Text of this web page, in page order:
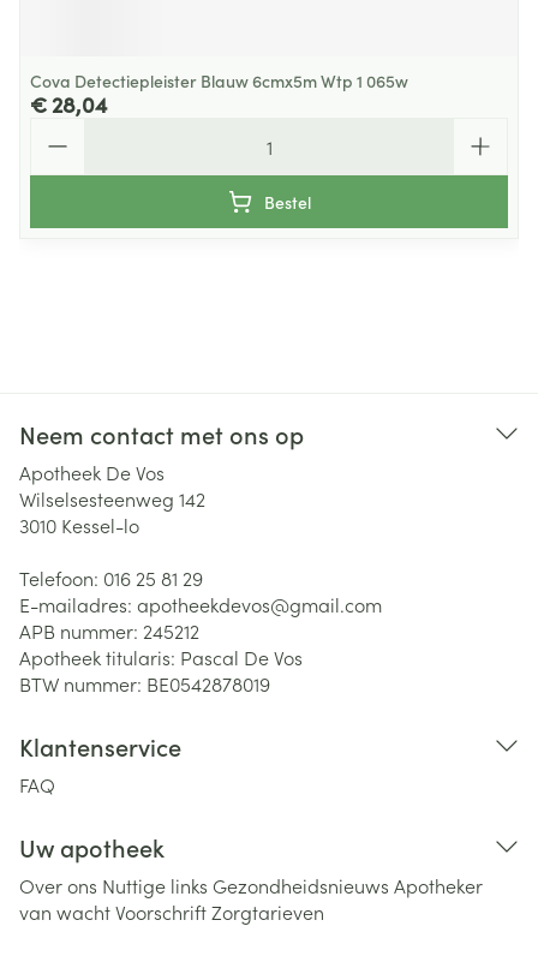
Cova Detectiepleister Blauw 6cmx5m Wtp 1 065w
€ 28,04
Bestel
Neem contact met ons op
Apotheek De Vos
Wilselsesteenweg 142
3010 Kessel-lo
Telefoon: 016 25 81 29
E-mailadres: apotheekdevos@gmail.com
APB nummer: 245212
Apotheek titularis: Pascal De Vos
BTW nummer: BE0542878019
Klantenservice
FAQ
Uw apotheek
Over ons Nuttige links Gezondheidsnieuws Apotheker
van wachtVoorschriftZorgtarieven